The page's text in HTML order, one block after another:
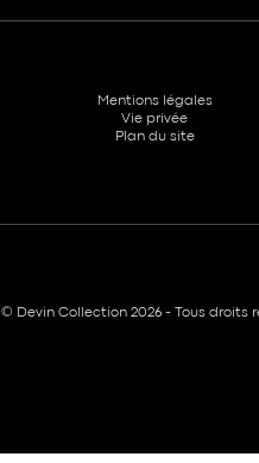
© Devin Collection 2026 - Tous droits
Mentions légales
Vie privée
Plan du site